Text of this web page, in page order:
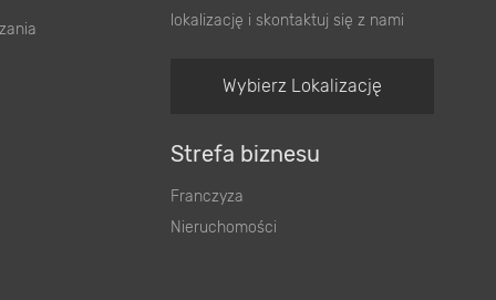
lokalizację i skontaktuj się z nami
Wybierz Lokalizację
Strefa biznesu
Franczyza
Nieruchomości